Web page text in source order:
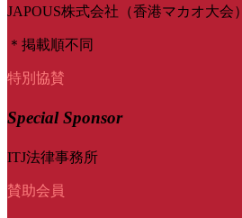
JAPOUS株式会社（香港マカオ大会）
＊掲載順不同
特別協賛
Special Sponsor
ITJ法律事務所
賛助会員